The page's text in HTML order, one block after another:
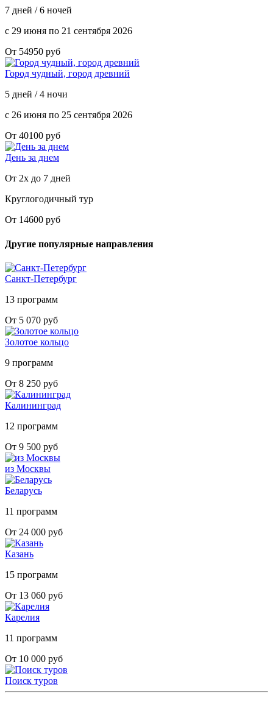
7 дней / 6 ночей
с 29 июня по 21 сентября 2026
От 54950 руб
Город чудный, город древний
5 дней / 4 ночи
с 26 июня по 25 сентября 2026
От 40100 руб
День за днем
От 2х до 7 дней
Круглогодичный тур
От 14600 руб
Другие популярные направления
Санкт-Петербург
13 программ
От 5 070 руб
Золотое кольцо
9 программ
От 8 250 руб
Калининград
12 программ
От 9 500 руб
из Москвы
Беларусь
11 программ
От 24 000 руб
Казань
15 программ
От 13 060 руб
Карелия
11 программ
От 10 000 руб
Поиск туров